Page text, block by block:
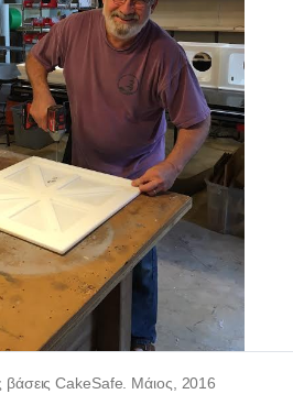
βάσεις CakeSafe. Μάιος, 2016